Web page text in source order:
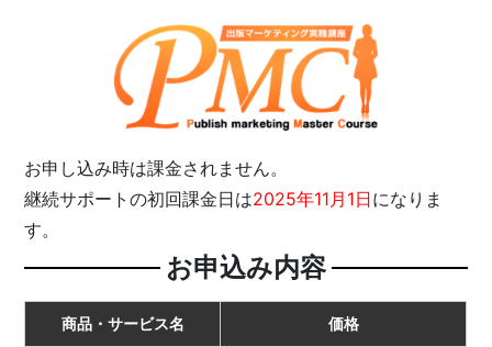
お申し込み時は課金されません。
継続サポートの初回課金日は2025年11月1日になりま
す。
お申込み内容
商品・サービス名 価格